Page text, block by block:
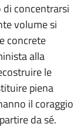
di concentrarsi
volume si
concrete
alla
le
piena
il coraggio
da sé.